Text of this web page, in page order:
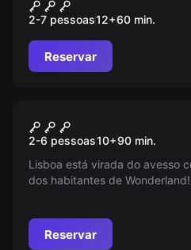
2-7 pessoas12+60 min.
Reservar
O outro lado DE
2-6 pessoas10+90 min.
Lisboa está virada do avesso
dos habitantes de
que seja tarde demais. Tic Tac!
Reservar